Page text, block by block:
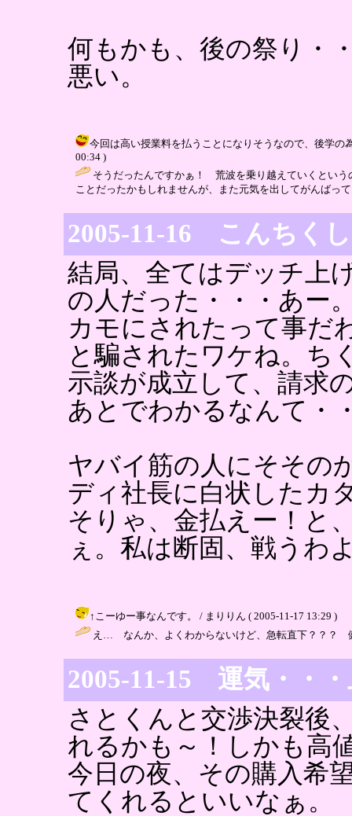
何もかも、後の祭り・
悪い。
今回は高い授業料を払うことになりそうなので、後学の
00:34 )
そうだったんですかぁ！ 荒波を乗り越えていくとい
ことだったかもしれませんが、また元気を出してがんばっ
2005-11-16 こんちく
結局、全てはデッチ上
の人だった・・・あー
カモにされたって事だ
と騙されたワケね。ち
示談が成立して、請求
あとでわかるなんて・
ヤバイ筋の人にそその
ディ社長に白状したカ
そりゃ、金払えー！と
ぇ。私は断固、戦うわ
↑こーゆー事なんです。 / まりりん ( 2005-11-17 13:29 )
え… なんか、よくわからないけど、急転直下？？？
2005-11-15 運気・・・
さとくんと交渉決裂後
れるかも～！しかも高
今日の夜、その購入希
てくれるといいなぁ。